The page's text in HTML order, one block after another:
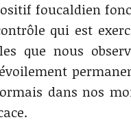
foucaldien
qui est
que nous
dans nos